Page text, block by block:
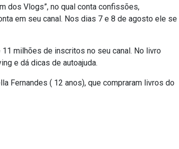
dos Vlogs”, no qual conta confissões,
em seu canal. Nos dias 7 e 8 de agosto ele se
milhões de inscritos no seu canal. No livro
e dá dicas de autoajuda.
Fernandes ( 12 anos), que compraram livros do